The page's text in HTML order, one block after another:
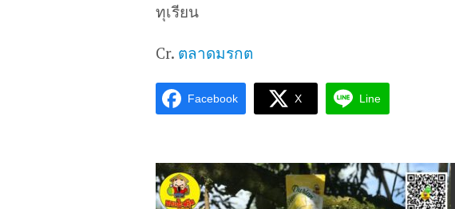
ทุเรียน
Cr. ตลาดมรกต
Facebook X Line